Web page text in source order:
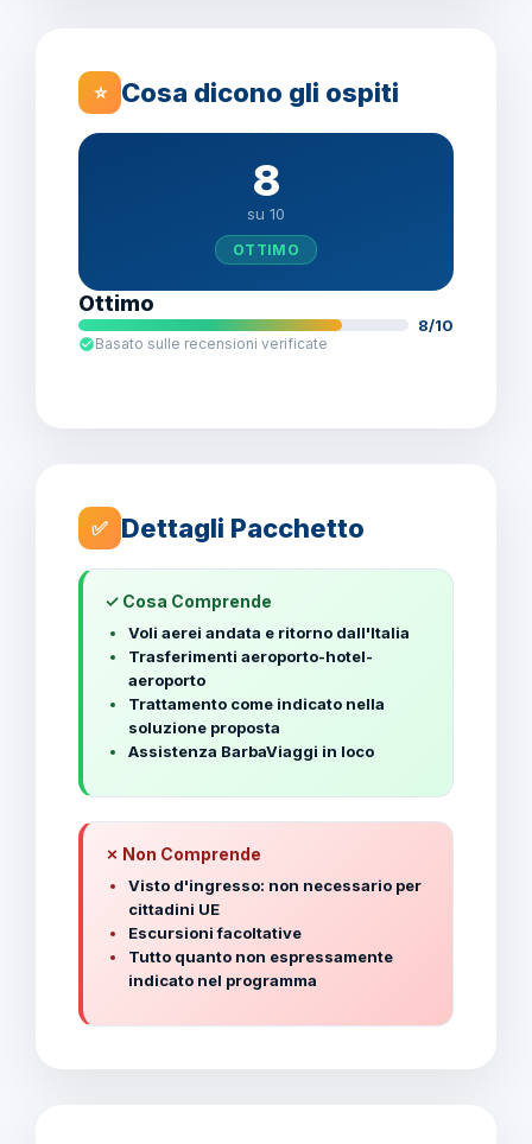
⭐ Cosa dicono gli ospiti
8
su 10
OTTIMO
Ottimo
8/10
Basato sulle recensioni verificate
✅ Dettagli Pacchetto
✓ Cosa Comprende
Voli aerei andata e ritorno dall'Italia
Trasferimenti aeroporto-hotel-
aeroporto
Trattamento come indicato nella
soluzione proposta
Assistenza BarbaViaggi in loco
✗ Non Comprende
Visto d'ingresso: non necessario per
cittadini UE
Escursioni facoltative
Tutto quanto non espressamente
indicato nel programma